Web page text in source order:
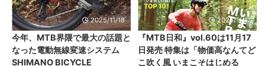
2025/11/18
今年、MTB界隈で最大の話題と
なった電動無線変速システム
SHIMANO BICYCLE
2025/11/17
『MTB日和』vol.60は11月17
日発売 特集は「物価高なんてど
こ吹く風 いまこそはじめる